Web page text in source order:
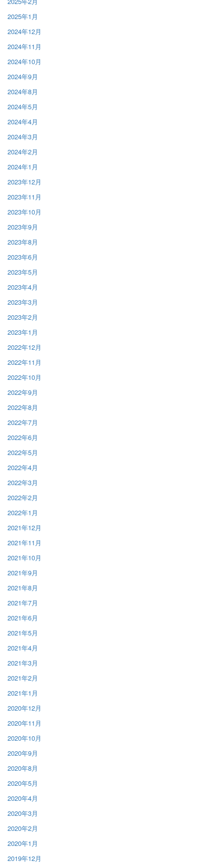
2025年1月
2024年12月
2024年11月
2024年10月
2024年9月
2024年8月
2024年5月
2024年4月
2024年3月
2024年2月
2024年1月
2023年12月
2023年11月
2023年10月
2023年9月
2023年8月
2023年6月
2023年5月
2023年4月
2023年3月
2023年2月
2023年1月
2022年12月
2022年11月
2022年10月
2022年9月
2022年8月
2022年7月
2022年6月
2022年5月
2022年4月
2022年3月
2022年2月
2022年1月
2021年12月
2021年11月
2021年10月
2021年9月
2021年8月
2021年7月
2021年6月
2021年5月
2021年4月
2021年3月
2021年2月
2021年1月
2020年12月
2020年11月
2020年10月
2020年9月
2020年8月
2020年5月
2020年4月
2020年3月
2020年2月
2020年1月
2019年12月